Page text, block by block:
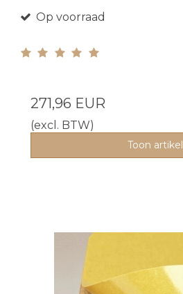
Op voorraad
271,96 EUR
(excl. BTW)
Toon artikel